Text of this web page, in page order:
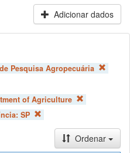
Adicionar dados
Pesquisa Agropecuária
of Agriculture
SP
Ordenar